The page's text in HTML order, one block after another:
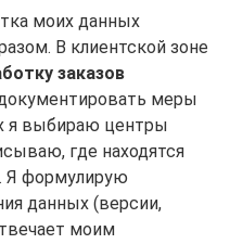
моих данных
В клиентской зоне
заказов
меры
я выбираю центры
где находятся
Я формулирую
данных (версии,
моим